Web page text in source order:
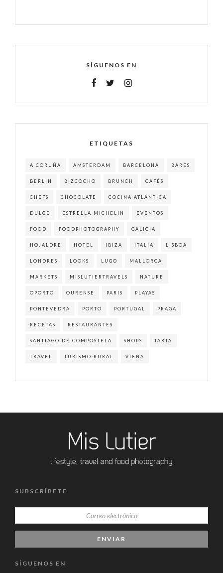
SÍGUENOS EN
ETIQUETAS
A CORUÑA AMSTERDAM BARCELONA BARES
BERLIN BIZCOCHO BRUNCH CAFÉS
CHEFS CHOCOLATE COCINA ATLÁNTICA
DULCE ESTRELLA MICHELIN EVENTOS
FOOD FOODPHOTOGRAPHY GALICIA
HOJALDRE HOTEL IBIZA ITALIA LISBOA
LONDRES LOOKS LUGO MALLORCA
MARKETS MISLUTIERTRAVELS NATURE
OPORTO OURENSE PARIS PLAYAS
PONTEVEDRA PORTO PORTUGAL PRAGA
RECETAS RESTAURANTES
SANTIAGO DE COMPOSTELA SHOPS TARTA
TRAVEL TURISMO RURAL VIENA
SUBSCRÍBETE
SÍGUENOS EN